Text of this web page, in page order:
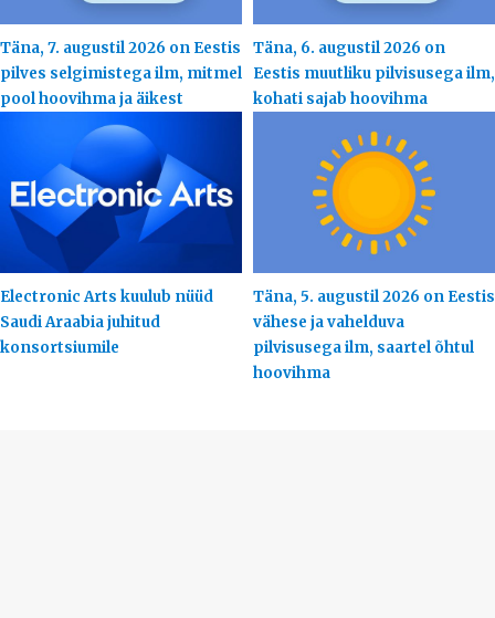
Täna, 7. augustil 2026 on Eestis
pilves selgimistega ilm, mitmel
pool hoovihma ja äikest
Täna, 6. augustil 2026 on
Eestis muutliku pilvisusega ilm,
kohati sajab hoovihma
Electronic Arts kuulub nüüd
Saudi Araabia juhitud
konsortsiumile
Täna, 5. augustil 2026 on Eestis
vähese ja vahelduva
pilvisusega ilm, saartel õhtul
hoovihma